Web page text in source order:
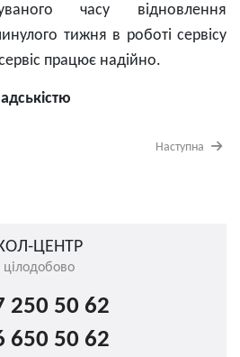
часу відновлення
тижня в роботі сервісу
працює надійно.
Наступна
ЦЕНТР
цілодобово
250 50 62
650 50 62